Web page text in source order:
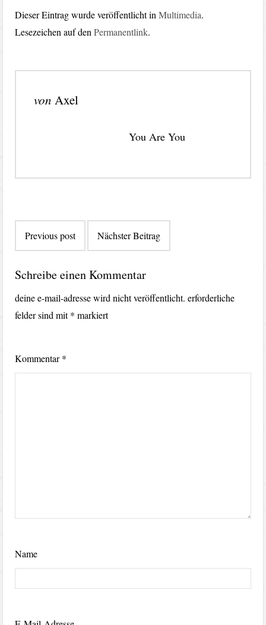
Dieser Eintrag wurde veröffentlicht inMultimedia.
Lesezeichen auf denPermanentlink.
vonAxel
You Are You
Previous post Nächster Beitrag
Schreibe einen Kommentar
deine e-mail-adresse wird nicht veröffentlicht. erforderliche
felder sind mit* markiert
Kommentar*
Name